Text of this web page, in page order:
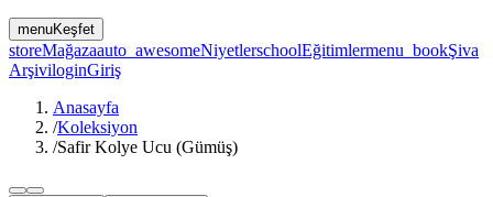
menuKeşfet
storeMağazaauto_awesomeNiyetlerschoolEğitimlermenu_bookŞiva
ArşiviloginGiriş
Anasayfa
/Koleksiyon
/Safir Kolye Ucu (Gümüş)